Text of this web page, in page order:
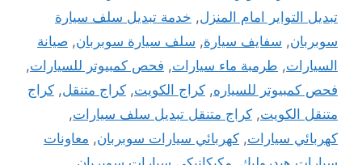
تبديل التواير امام المنزل, خدمة تبديل سلف سيارة
سوبربان, سفايف سيارة, سلف سيارة سوبربان, صيانة
السيارات, طرمبة ماء سيارات, فحص كمبيوتر للسيارات,
فحص كمبيوتر للسياره, كراج الكويت, كراج متنقل, كراج
متنقل الكويت, كراج متنقل تبديل سلف سيارات,
كهربائي سيارات, كهربائي سيارات سوبربان, معاونات